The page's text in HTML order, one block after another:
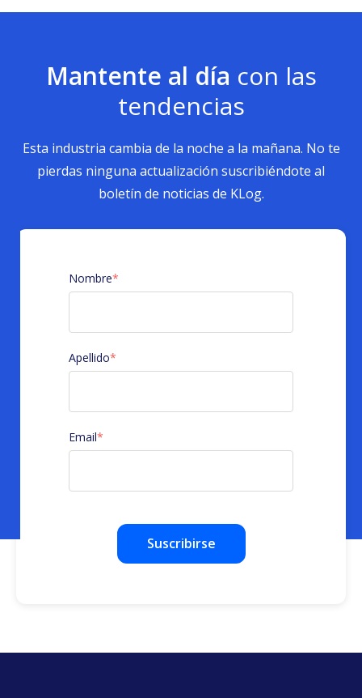
Mantente al día con las
tendencias
Esta industria cambia de la noche a la mañana. No te
pierdas ninguna actualización suscribiéndote al
boletín de noticias de KLog.
Nombre*
Apellido*
Email*